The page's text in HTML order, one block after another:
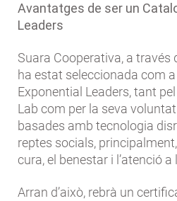
Avantatges de ser un
Leaders
Suara Cooperativa, a través
ha estat seleccionada com
Exponential Leaders, tant
Lab com per la seva
basades amb tecnologia
reptes socials,
cura, el benestar i l’atenció a
Arran d’això, rebrà un